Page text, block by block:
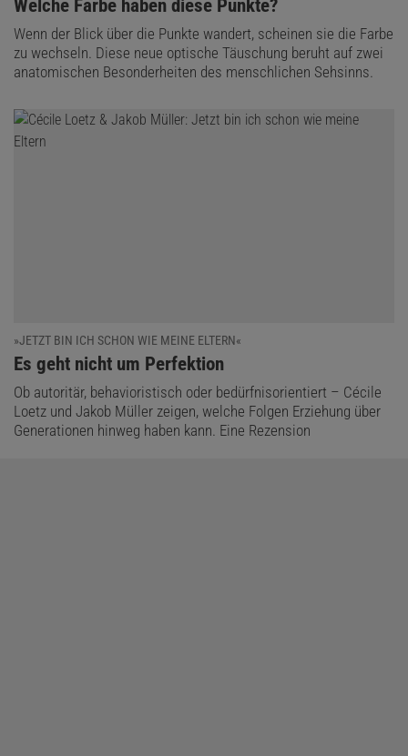
:
Welche Farbe haben diese Punkte?
Wenn der Blick über die Punkte wandert, scheinen sie die Farbe
zu wechseln. Diese neue optische Täuschung beruht auf zwei
anatomischen Besonderheiten des menschlichen Sehsinns.
»JETZT BIN ICH SCHON WIE MEINE ELTERN«
:
Es geht nicht um Perfektion
Ob autoritär, behavioristisch oder bedürfnisorientiert – Cécile
Loetz und Jakob Müller zeigen, welche Folgen Erziehung über
Generationen hinweg haben kann. Eine Rezension